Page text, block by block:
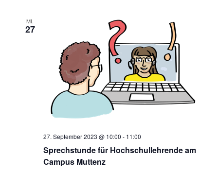
MI.
27
Sprechstunde für Hochschullehrende am
Campus Muttenz
27. September 2023 @ 10:00 - 11:00